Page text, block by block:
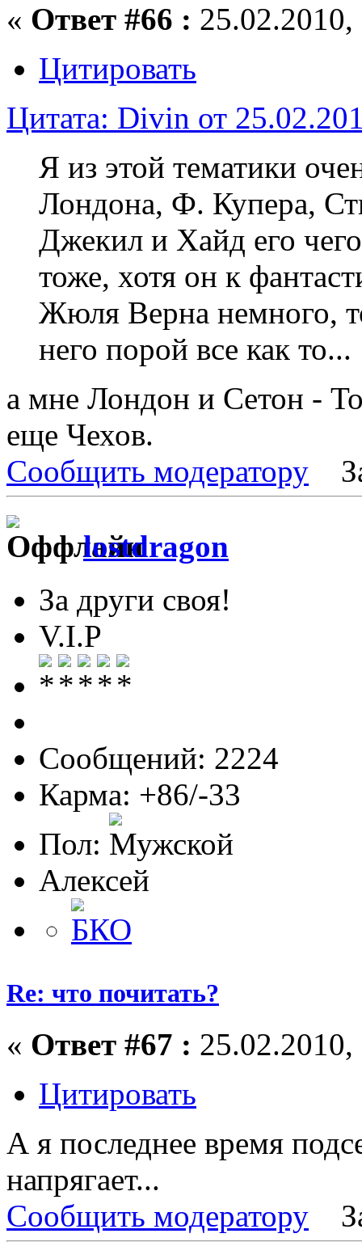
« Ответ #66 :
Цитировать
Цитата: Divin от
Я из этой тематики
Лондона, Ф. Купера,
Джекил и Хайд его
тоже, хотя он к
Жюля Верна немного,
него порой все как то...
а мне Лондон и Сетон -
еще Чехов.
Сообщить модератору
lostdragon
За други своя!
V.I.P
Сообщений: 2224
Карма: +86/-33
Пол:
Алексей
Re: что почитать?
« Ответ #67 :
Цитировать
А я последнее время
напрягает...
Сообщить модератору